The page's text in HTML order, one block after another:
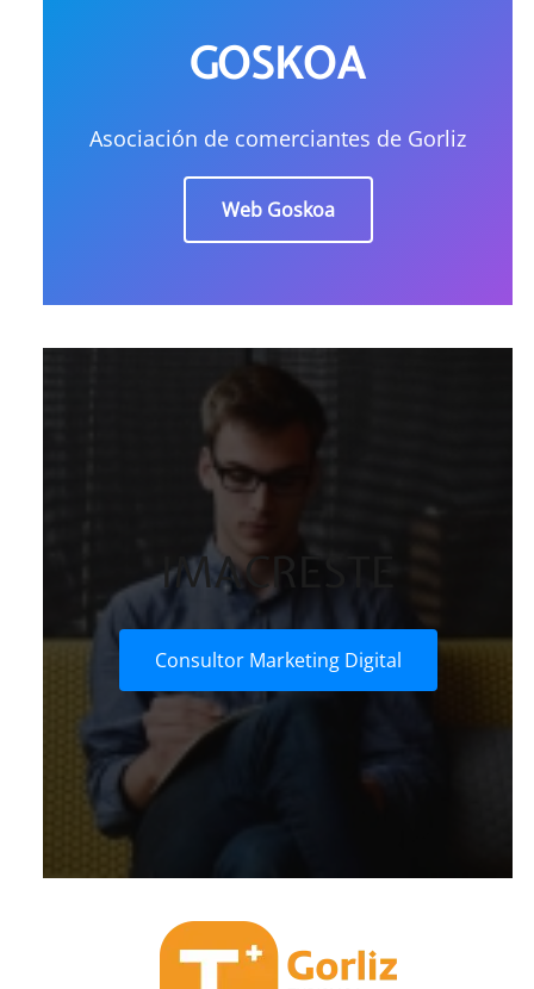
GOSKOA
Asociación de comerciantes de Gorliz
Web Goskoa
IMACRESTE
Consultor Marketing Digital